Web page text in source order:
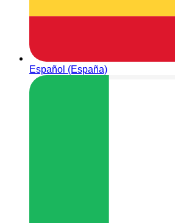
Español (España)